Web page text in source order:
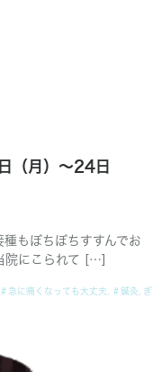
（月）～24日
もぼちぼちすすんでお
れて […]
＃急に痛くなっても大丈夫 ＃鍼灸
ぎ